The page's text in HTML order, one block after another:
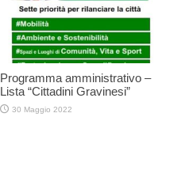
Programma amministrativo –
Lista “Cittadini Gravinesi”
30 Maggio 2022